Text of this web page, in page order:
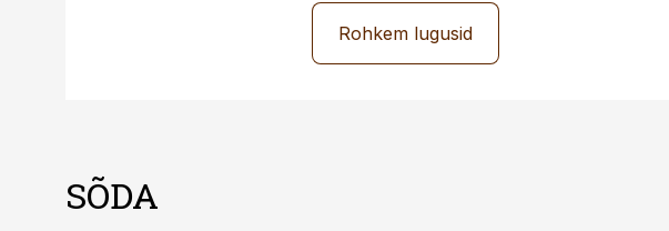
Rohkem lugusid
SÕDA